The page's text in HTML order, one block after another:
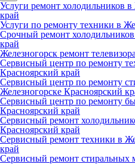
Услуги ремонт холодильников
край
Услуги по ремонту техники в
Срочный ремонт
край
Железногорск ремонт телевизора
Сервисный центр по ремонту
Красноярский край
Сервисный центр по ремонту
Железногорске Красноярский
Сервисный центр по ремонту
Красноярский край
Сервисный ремонт
Красноярский край
Сервисный ремонт техники в
край
Сервисный ремонт стиральных